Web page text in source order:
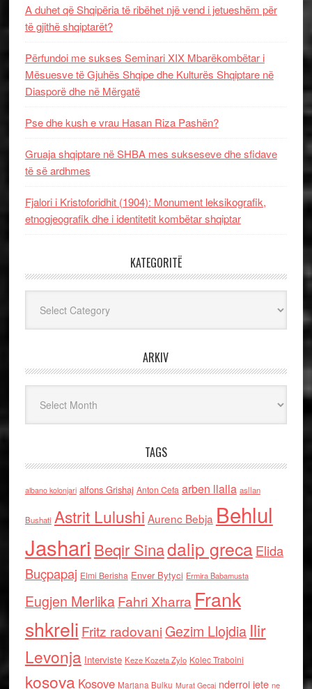
A duhet që Shqipëria të ribëhet një vend i jetueshëm për
të gjithë shqiptarët?
Përfundoi me sukses Seminari XIX Mbarëkombëtar i
Mësuesve të Gjuhës Shqipe dhe Kulturës Shqiptare në
Diasporë dhe në Mërgatë
Pse dhe kush e vrau Hasan Riza Pashën?
Gruaja shqiptare në SHBA mes sukseseve dhe sfidave
të së ardhmes
Fjalori i Kristoforidhit (1904): Monument leksikografik,
etnogjeografik dhe i identitetit kombëtar shqiptar
KATEGORITË
ARKIV
TAGS
albano kolonjari alfons Grishaj Anton Cefa arben llalla asllan
Bushati Astrit Lulushi Aurenc Bebja Behlul
Jashari Beqir Sinadalip grecaElida
Buçpapaj Elmi Berisha Enver Bytyci Ermira Babamusta
Eugjen MerlikaFahri Xharra Frank
shkreli Fritz radovaniGezim Llojdia Ilir
Levonja Interviste Keze Kozeta Zylo Kolec Traboini
kosova Kosove Marjana Bulku Murat Gecaj nderroi jete ne